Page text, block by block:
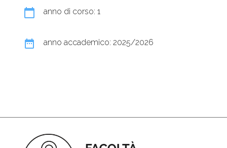
calendar_today anno di corso: 1
date_range anno accademico: 2025/2026